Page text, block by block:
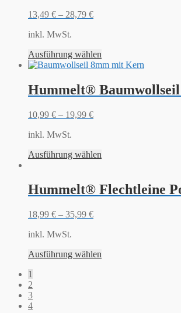
13,49 € – 28,79 €
inkl. MwSt.
Ausführung wählen
Hummelt®
10,99 € – 19,99 €
inkl. MwSt.
Ausführung wählen
Hummelt® Flechtleine
18,99 € – 35,99 €
inkl. MwSt.
Ausführung wählen
1
2
3
4